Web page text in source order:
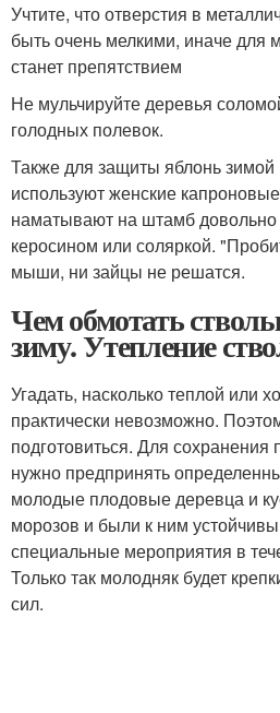
Учтите, что отверстия в
быть очень мелкими, иначе
станет препятствием
Не мульчируйте деревья
голодных полевок.
Также для защиты яблонь
используют женские
наматывают на штамб
керосином или соляркой.
мыши, ни зайцы не решатся.
Чем обмотать
зиму. Утепление
Угадать, насколько теплой или
практически невозможно.
подготовиться. Для
нужно предпринять
молодые плодовые деревца и
морозов и были к ним
специальные мероприятия в
Только так молодняк будет
сил.